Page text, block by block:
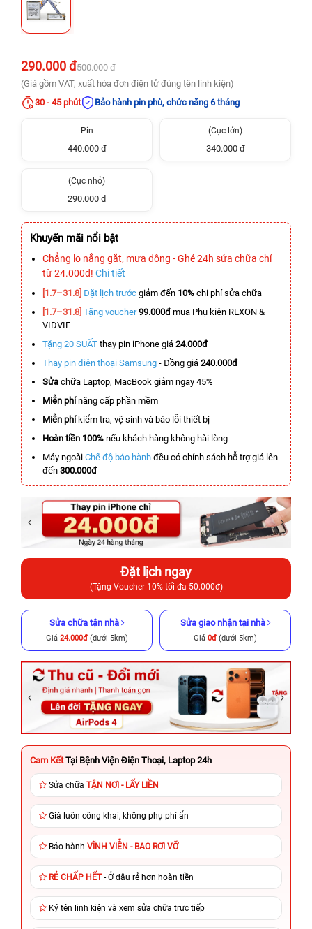
290.000 đ500.000 đ
(Giá gồm VAT, xuất hóa đơn điện tử đúng tên linh kiện)
30 - 45 phút
Bảo hành pin phù, chức năng 6 tháng
Pin
440.000 đ
(Cục lớn)
340.000 đ
(Cục nhỏ)
290.000 đ
Khuyến mãi nổi bật
Chẳng lo nắng gắt, mưa dông - Ghé 24h sửa chữa chỉ
từ 24.000đ! Chi tiết
[1.7–31.8] Đặt lịch trước giảm đến 10% chi phí sửa chữa
[1.7–31.8] Tặng voucher 99.000đmua Phụ kiện REXON &
VIDVIE
Tặng 20 SUẤT thay pin iPhone giá 24.000đ
Thay pin điện thoại Samsung - Đồng giá 240.000đ
Sửa chữa Laptop, MacBook giảm ngay 45%
Miễn phínâng cấp phần mềm
Miễn phíkiểm tra, vệ sinh và báo lỗi thiết bị
Hoàn tiền 100% nếu khách hàng không hài lòng
Máy ngoài Chế độ bảo hành đều có chính sách hỗ trợ giá lên
đến 300.000đ
Đặt lịch ngay
(Tặng Voucher 10% tối đa 50.000đ)
Sửa chữa tận nhà
Giá 24.000đ(dưới 5km)
Sửa giao nhận tại nhà
Giá 0đ (dưới 5km)
Cam Kết Tại Bệnh Viện Điện Thoại, Laptop 24h
Sửa chữa TẬN NƠI - LẤY LIỀN
Giá luôn công khai, không phụ phí ẩn
Bảo hành VĨNH VIỄN - BAO RƠI VỠ
RẺ CHẤP HẾT- Ở đâu rẻ hơn hoàn tiền
Ký tên linh kiện và xem sửa chữa trực tiếp